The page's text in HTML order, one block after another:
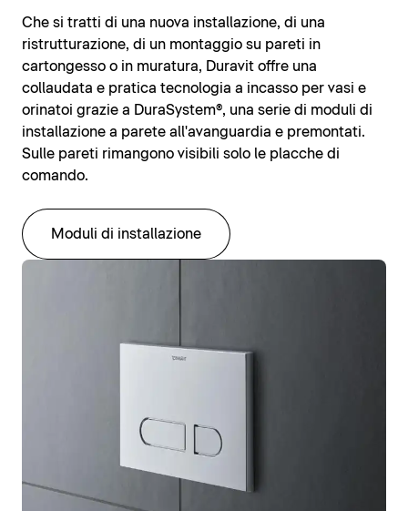
Che si tratti di una nuova installazione, di una
ristrutturazione, di un montaggio su pareti in
cartongesso o in muratura, Duravit offre una
collaudata e pratica tecnologia a incasso per vasi e
orinatoi grazie a DuraSystem®, una serie di moduli di
installazione a parete all'avanguardia e premontati.
Sulle pareti rimangono visibili solo le placche di
comando.
Moduli di installazione